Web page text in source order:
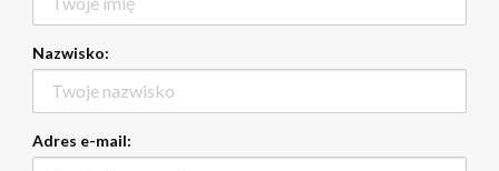
Nazwisko:
Adres e-mail: